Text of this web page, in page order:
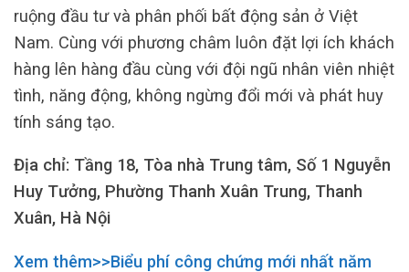
ruộng đầu tư và phân phối bất động sản ở Việt
Nam. Cùng với phương châm luôn đặt lợi ích khách
hàng lên hàng đầu cùng với đội ngũ nhân viên nhiệt
tình, năng động, không ngừng đổi mới và phát huy
tính sáng tạo.
Địa chỉ: Tầng 18, Tòa nhà Trung tâm, Số 1 Nguyễn
Huy Tưởng, Phường Thanh Xuân Trung, Thanh
Xuân, Hà Nội
Xem thêm>>Biểu phí công chứng mới nhất năm